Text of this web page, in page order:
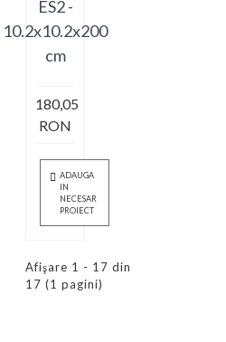
ES2 -
10.2x10.2x200
cm
180,05
RON
ADAUGA
IN
NECESAR
PROIECT
Afişare 1 - 17 din
17 (1 pagini)